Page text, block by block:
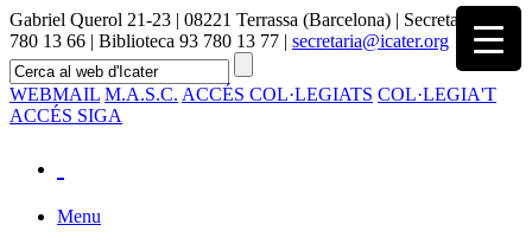
Gabriel Querol 21-23 | 08221 Terrassa (Barcelona) | Secretaria 93
780 13 66 | Biblioteca 93 780 13 77 | secretaria@icater.org
WEBMAIL M.A.S.C. ACCÉS COL·LEGIATS COL·LEGIA'T
ACCÉS SIGA
Menu